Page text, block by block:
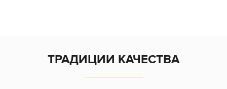
ТРАДИЦИИ КАЧЕСТВА